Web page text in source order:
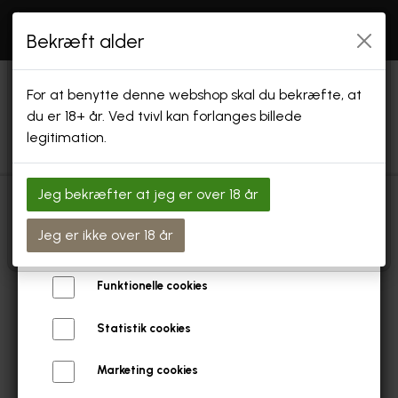
Åbningstider: SE "INFO" Endvidere holder vi
efter aftale og i forbindelse med arrangementer
FORSIDE
SHOP
GAVEKORT & GAVEÆSKER
SPECIAL ØL
Forside Øl Safari og Ølsmagninger
Vi bruger cookies
Vi bruger egne cookies og cookies fra tredjeparter til at
personalisere din brugeroplevelse, til markedsføring og til at
undersøge, hvordan vores hjemmeside anvendes af
Læs mere om cookies her
Nødvendige cookies
Funktionelle cookies
Statistik cookies
Marketing cookies
Bekræft alder
For at benytte denne webshop skal du bekræfte, at
du er 18+ år. Ved tvivl kan forlanges billede
legitimation.
Jeg bekræfter at jeg er over 18 år
Jeg er ikke over 18 år